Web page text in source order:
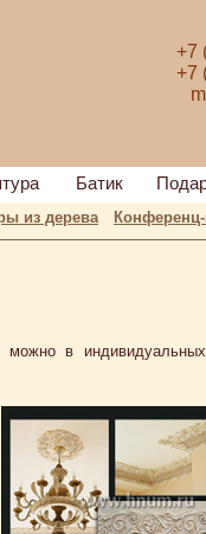
+7
+7
Батик
из дерева
в